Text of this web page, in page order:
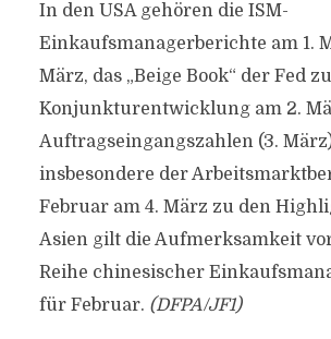
In den USA gehören die ISM-
Einkaufsmanagerberichte am 1.
März, das „Beige Book“ der Fed
Konjunkturentwicklung am 2.
Auftragseingangszahlen (3.
insbesondere der
Februar am 4. März zu den
Asien gilt die Aufmerksamkeit
Reihe chinesischer
für Februar. (DFPA/JF1)